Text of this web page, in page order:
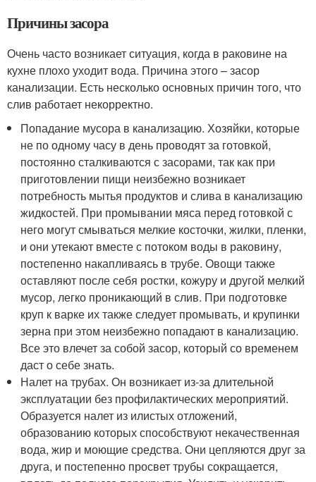
Причины засора
Очень часто возникает ситуация, когда в раковине на
кухне плохо уходит вода. Причина этого – засор
канализации. Есть несколько основных причин того, что
слив работает некорректно.
Попадание мусора в канализацию. Хозяйки, которые
не по одному часу в день проводят за готовкой,
постоянно сталкиваются с засорами, так как при
приготовлении пищи неизбежно возникает
потребность мытья продуктов и слива в канализацию
жидкостей. При промывании мяса перед готовкой с
него могут смываться мелкие косточки, жилки, пленки,
и они утекают вместе с потоком воды в раковину,
постепенно накапливаясь в трубе. Овощи также
оставляют после себя ростки, кожуру и другой мелкий
мусор, легко проникающий в слив. При подготовке
круп к варке их также следует промывать, и крупинки
зерна при этом неизбежно попадают в канализацию.
Все это влечет за собой засор, который со временем
даст о себе знать.
Налет на трубах. Он возникает из-за длительной
эксплуатации без профилактических мероприятий.
Образуется налет из илистых отложений,
образованию которых способствуют некачественная
вода, жир и моющие средства. Они цепляются друг за
друга, и постепенно просвет трубы сокращается,